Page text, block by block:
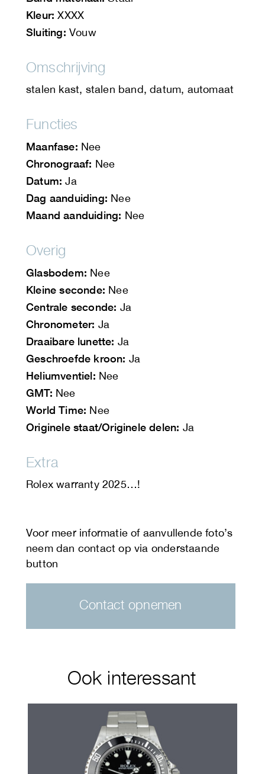
Kleur: XXXX
Sluiting: Vouw
Omschrijving
stalen kast, stalen band, datum, automaat
Functies
Maanfase: Nee
Chronograaf: Nee
Datum: Ja
Dag aanduiding: Nee
Maand aanduiding: Nee
Overig
Glasbodem: Nee
Kleine seconde: Nee
Centrale seconde: Ja
Chronometer: Ja
Draaibare lunette: Ja
Geschroefde kroon: Ja
Heliumventiel: Nee
GMT: Nee
World Time: Nee
Originele staat/Originele delen: Ja
Extra
Rolex warranty 2025…!
Contact opnemen
Ook interessant